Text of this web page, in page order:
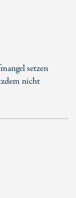
setzen
nicht